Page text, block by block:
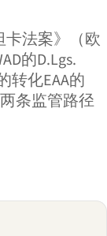
卡法案》（欧
的D.Lgs.
转化EAA的
两条监管路径